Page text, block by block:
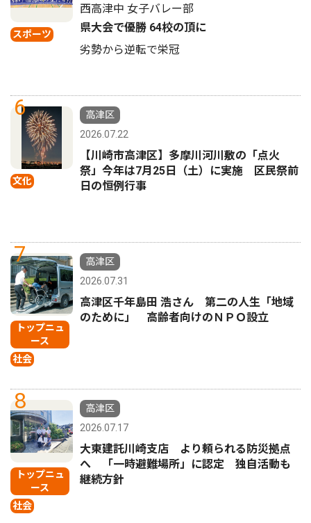
スポーツ
西高津中 女子バレー部
県大会で優勝 64校の頂に
劣勢から逆転で栄冠
6
文化
高津区
2026.07.22
【川崎市高津区】多摩川河川敷の「点火
祭」今年は7月25日（土）に実施 区民祭前
日の恒例行事
7
トップニュ
ース
社会
高津区
2026.07.31
高津区千年島田 浩さん 第二の人生「地域
のために」 高齢者向けのＮＰＯ設立
8
トップニュ
ース
社会
高津区
2026.07.17
大東建託川崎支店 より頼られる防災拠点
へ 「一時避難場所」に認定 独自活動も
継続方針